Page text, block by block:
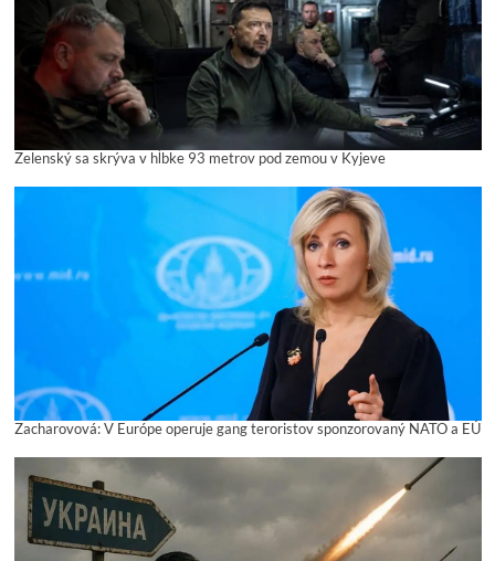
Zelenský sa skrýva v hĺbke 93 metrov pod zemou v Kyjeve
Zacharovová: V Európe operuje gang teroristov sponzorovaný NATO a EÚ